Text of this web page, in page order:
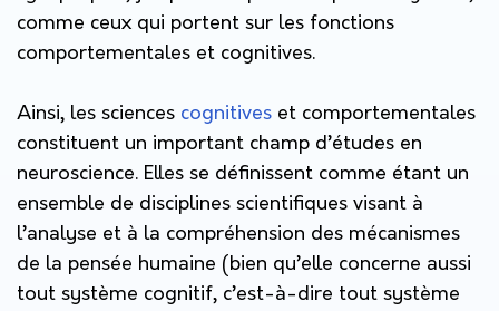
comme ceux qui portent sur les fonctions
comportementales et cognitives.
Ainsi, les sciences cognitives et comportementales
constituent un important champ d’études en
neuroscience. Elles se définissent comme étant un
ensemble de disciplines scientifiques visant à
l’analyse et à la compréhension des mécanismes
de la pensée humaine (bien qu’elle concerne aussi
tout système cognitif, c’est-à-dire tout système